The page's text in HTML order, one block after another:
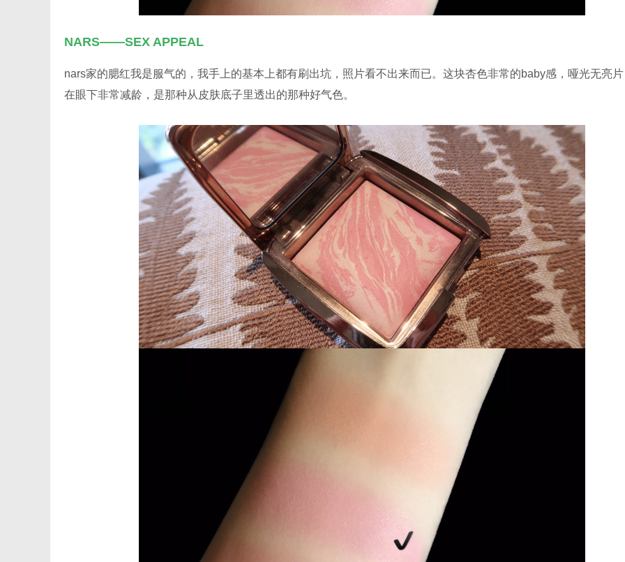
NARS——SEX APPEAL
nars家的腮红我是服气的，我手上的基本上都有刷出坑，照片看不出来而已。这块杏色非常的baby感，哑光无亮
在眼下非常减龄，是那种从皮肤底子里透出的那种好气色。